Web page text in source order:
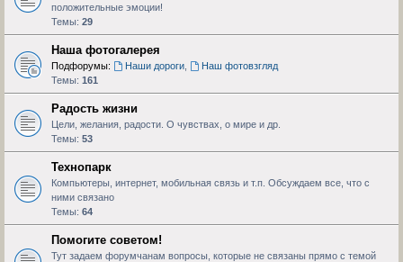
положительные эмоции!
Темы: 29
Наша фотогалерея
Подфорумы: Наши дороги,
Наш фотовзгляд
Темы: 161
Радость жизни
Цели, желания, радости. О чувствах, о мире и др.
Темы: 53
Технопарк
Компьютеры, интернет, мобильная связь и т.п. Обсуждаем все, что с
ними связано
Темы: 64
Помогите советом!
Тут задаем форумчанам вопросы, которые не связаны прямо с темой